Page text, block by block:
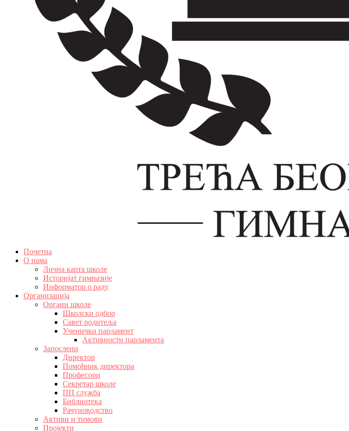
Почетна
О нама
Лична карта школе
Историјат гимназије
Информатор о раду
Организација
Органи школе
Школски одбор
Савет родитеља
Ученички парламент
Активности парламента
Запослени
Директор
Помоћник директора
Професори
Секретар школе
ПП служба
Библиотека
Рачуноводство
Активи и тимови
Пројекти